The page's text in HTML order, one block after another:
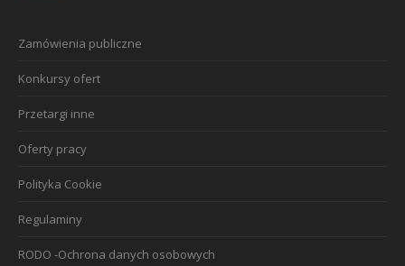
Zamówienia publiczne
Konkursy ofert
Przetargi inne
Oferty pracy
Polityka Cookie
Regulaminy
RODO -Ochrona danych osobowych